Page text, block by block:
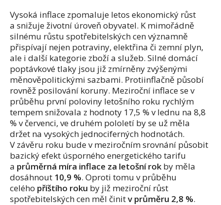
Vysoká inflace zpomaluje letos ekonomický růst
a snižuje životní úroveň obyvatel. K mimořádně
silnému růstu spotřebitelských cen významně
přispívají nejen potraviny, elektřina či zemní plyn,
ale i další kategorie zboží a služeb. Silné domácí
poptávkové tlaky jsou již zmírněny zvýšenými
měnověpolitickými sazbami. Protiinflačně působí
rovněž posilování koruny. Meziroční inflace se v
průběhu první poloviny letošního roku rychlým
tempem snižovala z hodnoty 17,5 % v lednu na 8,8
% v červenci, ve druhém pololetí by se už měla
držet na vysokých jednociferných hodnotách.
V závěru roku bude v meziročním srovnání působit
bazický efekt úsporného energetického tarifu
a průměrná míra inflace za letošní rok by měla
dosáhnout 10,9 %. Oproti tomu v průběhu
celého příštího roku by již meziroční růst
spotřebitelských cen měl činitv průměru 2,8 %.